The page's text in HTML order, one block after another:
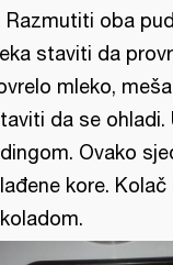
Razmutiti oba
staviti da
mleko,
da se
Ovako
kore.